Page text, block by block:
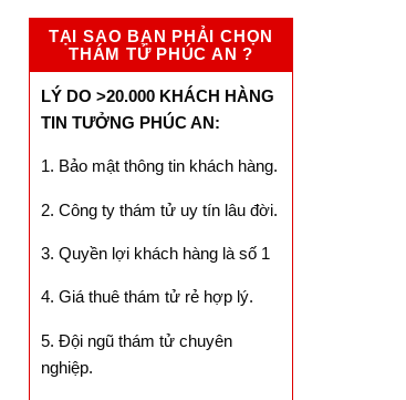
TẠI SAO BẠN PHẢI CHỌN
THÁM TỬ PHÚC AN ?
LÝ DO >20.000 KHÁCH HÀNG
TIN TƯỞNG PHÚC AN:
1. Bảo mật thông tin khách hàng.
2. Công ty thám tử uy tín lâu đời.
3. Quyền lợi khách hàng là số 1
4. Giá thuê thám tử rẻ hợp lý.
5. Đội ngũ thám tử chuyên
nghiệp.